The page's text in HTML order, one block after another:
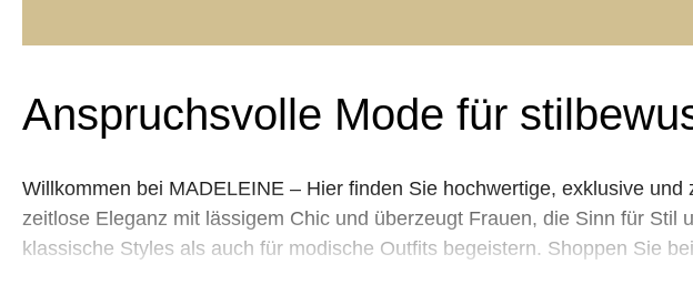
Anspruchsvolle Mode für
Willkommen bei MADELEINE – Hier finden Sie hochwertige, exklusive
zeitlose Eleganz mit lässigem Chic und überzeugt Frauen, die Sinn für
klassische Styles als auch für modische Outfits begeistern. Shoppen Sie